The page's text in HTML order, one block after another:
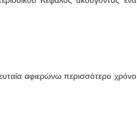
αφιερώνω περισσότερο χρόνο